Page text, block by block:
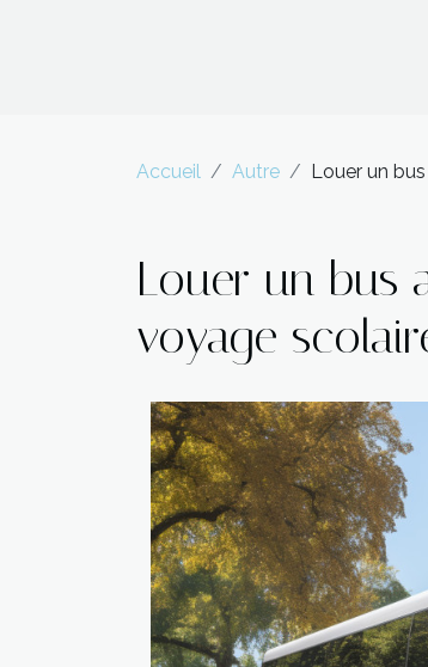
Accueil Autre Louer un
Louer un bus
voyage